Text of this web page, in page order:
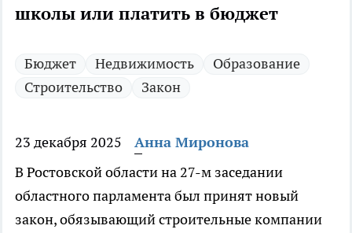
школы или платить в бюджет
Бюджет Недвижимость
Образование
Строительство
Закон
23 декабря 2025
Анна Миронова
В Ростовской области на 27-м заседании
областного парламента был принят новый
закон, обязывающий строительные компании